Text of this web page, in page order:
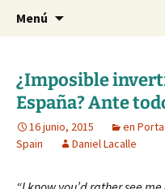
dlacalle.com
Blog de Daniel
Menú
¿Imposible
España? Ante
16 junio, 2015 en
Spain
Daniel Lacalle